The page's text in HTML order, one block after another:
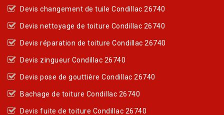
Devis changement de tuile Condillac 26740
Devis nettoyage de toiture Condillac 26740
Devis réparation de toiture Condillac 26740
Devis zingueur Condillac 26740
Devis pose de gouttière Condillac 26740
Bachage de toiture Condillac 26740
Devis fuite de toiture Condillac 26740